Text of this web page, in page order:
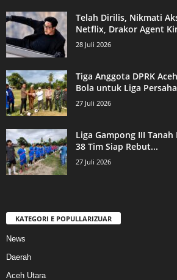
Telah Dirilis, Nikmati
Netflix, Drakor Agent
28 Juli 2026
Tiga Anggota DPRK
Bola untuk Liga
27 Juli 2026
Liga Gampong III
38 Tim Siap Rebut...
27 Juli 2026
KATEGORI E POPULLARIZUAR
News
Daerah
Aceh Utara